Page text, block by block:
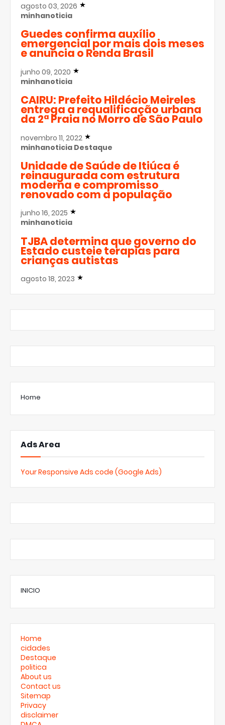
agosto 03, 2026
minhanoticia
Guedes confirma auxílio
emergencial por mais dois meses
e anuncia o Renda Brasil
junho 09, 2020
minhanoticia
CAIRU: Prefeito Hildécio Meireles
entrega a requalificação urbana
da 2ª Praia no Morro de São Paulo
novembro 11, 2022
minhanoticia Destaque
Unidade de Saúde de Itiúca é
reinaugurada com estrutura
moderna e compromisso
renovado com a população
junho 16, 2025
minhanoticia
TJBA determina que governo do
Estado custeie terapias para
crianças autistas
agosto 18, 2023
Home
Ads Area
Your Responsive Ads code (Google Ads)
INICIO
Home
cidades
Destaque
politica
About us
Contact us
Sitemap
Privacy
disclaimer